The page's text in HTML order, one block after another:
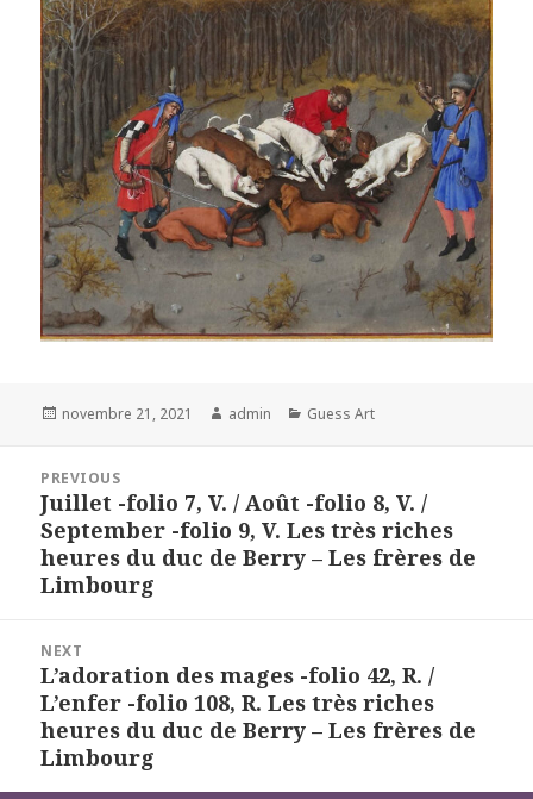
Posted
novembre 21, 2021 Author
admin Categories
Guess Art
l’article
PREVIOUS
Previous
post:
Juillet -folio 7, V. / Août -folio 8, V. /
September -folio 9, V. Les très riches
heures du duc de Berry – Les frères de
Limbourg
NEXT
Next
post:
L’adoration des mages -folio 42, R. /
L’enfer -folio 108, R. Les très riches
heures du duc de Berry – Les frères de
Limbourg